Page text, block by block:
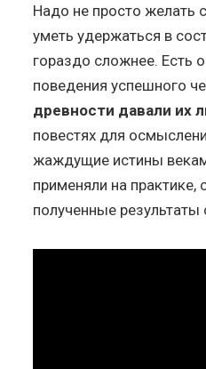
Надо не просто желать
уметь удержаться в
гораздо сложнее. Есть
поведения успешного
древности давали их
повестях для
жаждущие истины
применяли на практике,
полученные